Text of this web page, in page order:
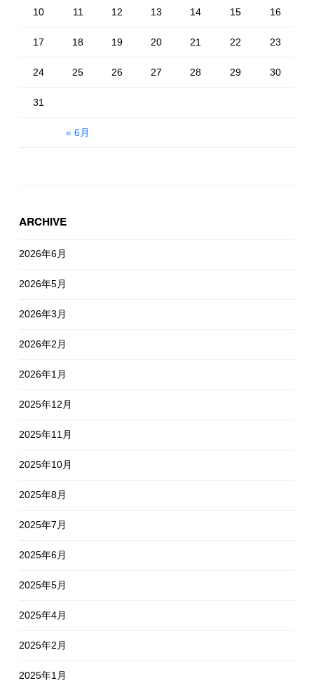
« 6月
10 11 12 13 14 15 16
17 18 19 20 21 22 23
24 25 26 27 28 29 30
31
ARCHIVE
2026年6月
2026年5月
2026年3月
2026年2月
2026年1月
2025年12月
2025年11月
2025年10月
2025年8月
2025年7月
2025年6月
2025年5月
2025年4月
2025年2月
2025年1月